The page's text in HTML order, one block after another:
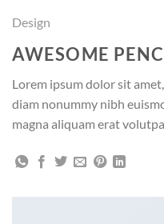
Design
AWESOME
Lorem ipsum dolor sit
diam nonummy nibh
magna aliquam erat